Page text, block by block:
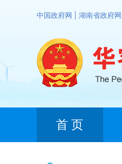
中国政府网 湖南省政府网
首 页